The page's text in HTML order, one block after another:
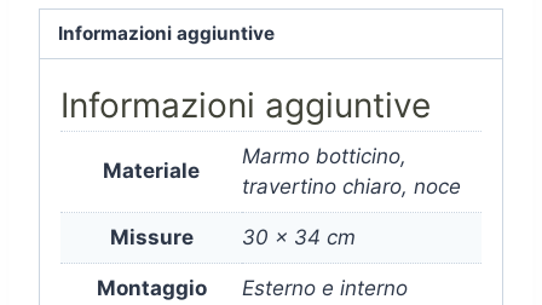
Informazioni aggiuntive
Informazioni aggiuntive
Materiale
Marmo botticino,
travertino chiaro, noce
Missure 30 x 34 cm
Montaggio Esterno e interno